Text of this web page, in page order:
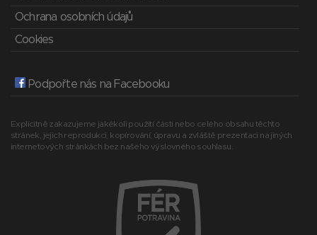
Ochrana osobních údajů
Cookies
Podpořte nás na Facebooku
Explicitně zakazujeme jakékoli použití části nebo celého obsahu těchto
stránek, jejich reprodukci, kopírování, úpravu a zvláště prezentaci na jiných
internetových stránkách bez našeho výslovného souhlasu.